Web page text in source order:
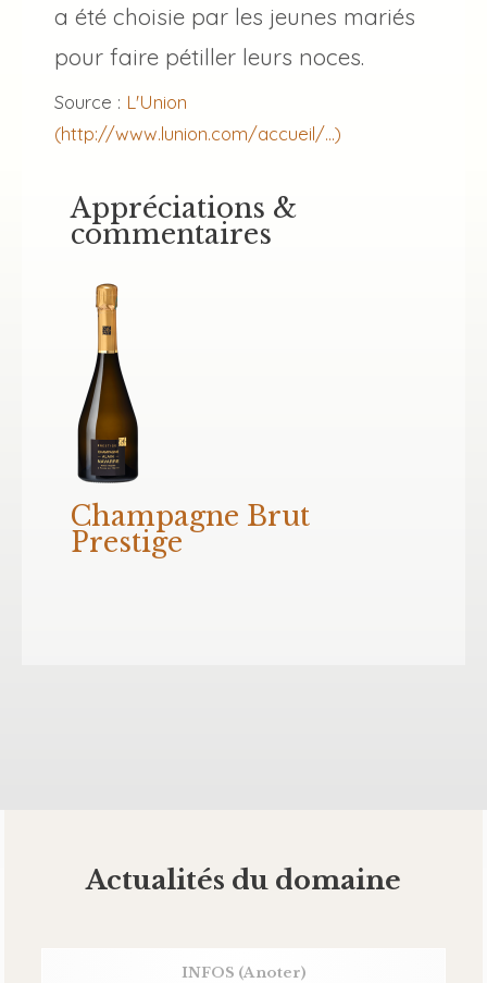
a été choisie par les jeunes mariés
pour faire pétiller leurs noces.
Source : L'Union
(http://www.lunion.com/accueil/...)
Appréciations &
commentaires
Champagne Brut
Prestige
Actualités du domaine
INFOS (A noter)